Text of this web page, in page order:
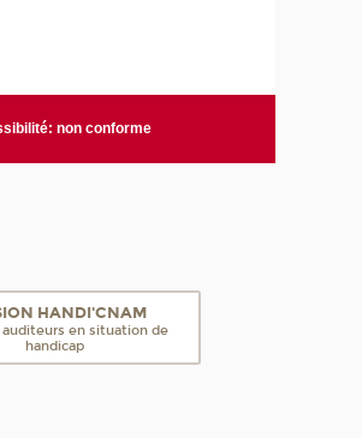
non conforme
HANDI'CNAM
auditeurs en situation de
handicap